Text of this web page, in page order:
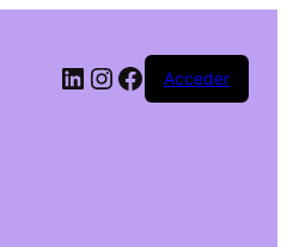
LinkedIn
Instagram
Facebook
Acceder